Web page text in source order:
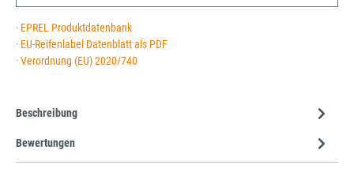
· EPREL Produktdatenbank
· EU-Reifenlabel Datenblatt als PDF
· Verordnung (EU) 2020/740
Beschreibung
Bewertungen